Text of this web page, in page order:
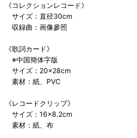
《コレクションレコード》
サイズ：直径30cm
収録曲：画像參照
《歌詞カード》
※中国簡体字版
サイズ：20×28cm
素材：紙、PVC
《レコードクリップ》
サイズ：16×8.2cm
素材：紙、布